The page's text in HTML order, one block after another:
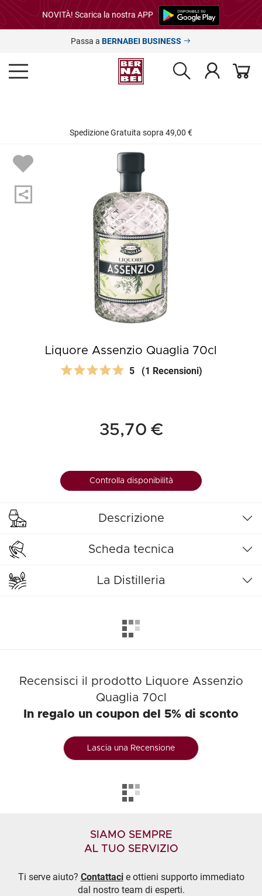
NOVITÀ! Scarica la nostra APP
Passa a BERNABEI BUSINESS
Spedizione Gratuita sopra 49,00 €
Liquore Assenzio Quaglia 70cl
5 (1 Recensioni)
35,70 €
Controlla disponibilità
Descrizione
Scheda tecnica
La Distilleria
Recensisci il prodotto Liquore Assenzio
Quaglia 70cl
In regalo un coupon del 5% di sconto
Lascia una Recensione
SIAMO SEMPRE
AL TUO SERVIZIO
Ti serve aiuto? Contattacie ottieni supporto immediato
dal nostro team di esperti.